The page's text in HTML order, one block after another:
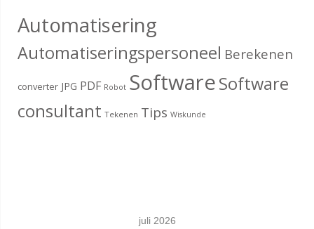
Automatisering
Automatiseringspersoneel Berekenen
converter JPG PDF Robot SoftwareSoftware
consultant Tekenen Tips Wiskunde
juli 2026